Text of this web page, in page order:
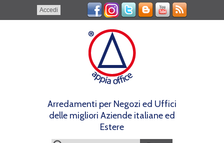
Accedi
Arredamenti per Negozi ed Uffici
delle migliori Aziende italiane ed
Estere